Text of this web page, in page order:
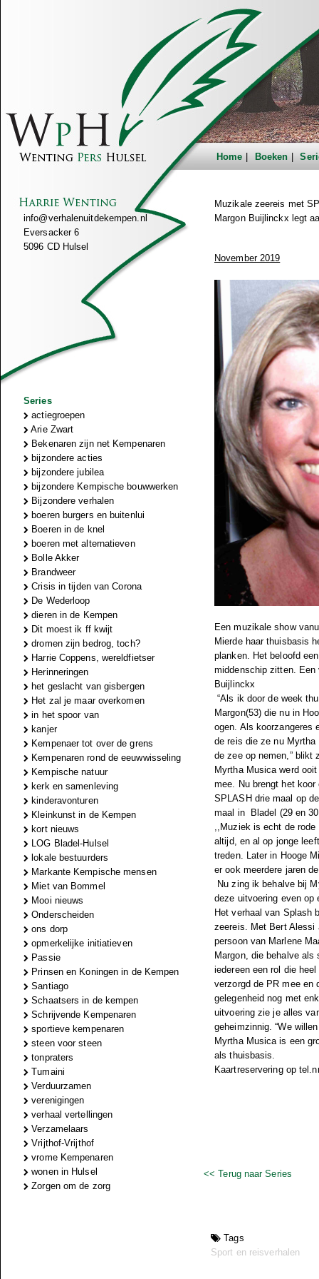
Home Boeken
info@verhalenuitdekempen.nl
Eversacker 6
5096 CD Hulsel
Series
actiegroepen
Arie Zwart
Bekenaren zijn net Kempenaren
bijzondere acties
bijzondere jubilea
bijzondere Kempische bouwwerken
Bijzondere verhalen
boeren burgers en buitenlui
Boeren in de knel
boeren met alternatieven
Bolle Akker
Brandweer
Crisis in tijden van Corona
De Wederloop
dieren in de Kempen
Dit moest ik ff kwijt
dromen zijn bedrog, toch?
Harrie Coppens, wereldfietser
Herinneringen
het geslacht van gisbergen
Het zal je maar overkomen
in het spoor van
kanjer
Kempenaer tot over de grens
Kempenaren rond de eeuwwisseling
Kempische natuur
kerk en samenleving
kinderavonturen
Kleinkunst in de Kempen
kort nieuws
LOG Bladel-Hulsel
lokale bestuurders
Markante Kempische mensen
Miet van Bommel
Mooi nieuws
Onderscheiden
ons dorp
opmerkelijke initiatieven
Passie
Prinsen en Koningen in de Kempen
Santiago
Schaatsers in de kempen
Schrijvende Kempenaren
sportieve kempenaren
steen voor steen
tonpraters
Tumaini
Verduurzamen
verenigingen
verhaal vertellingen
Verzamelaars
Vrijthof-Vrijthof
vrome Kempenaren
wonen in Hulsel
Zorgen om de zorg
Muzikale zeereis met
Margon Buijlinckx legt
November 2019
Een muzikale show
Mierde haar thuisbasis
planken. Het beloofd
middenschip zitten. Een
Buijlinckx
“Als ik door de week
Margon(53) die nu in
ogen. Als koorzangeres
de reis die ze nu
de zee op nemen,” blikt
Myrtha Musica werd
mee. Nu brengt het
SPLASH drie maal op
maal in Bladel (29 en
,,Muziek is echt de rode
altijd, en al op jonge
treden. Later in Hooge
er ook meerdere jaren
Nu zing ik behalve bij
deze uitvoering even op
Het verhaal van Splash
zeereis. Met Bert Alessi
persoon van Marlene
Margon, die behalve
iedereen een rol die
verzorgd de PR mee en
gelegenheid nog met
uitvoering zie je alles
geheimzinnig. “We
Myrtha Musica is een
als thuisbasis.
Kaartreservering op
<< Terug naar Series
Tags
Sport en reisverhalen